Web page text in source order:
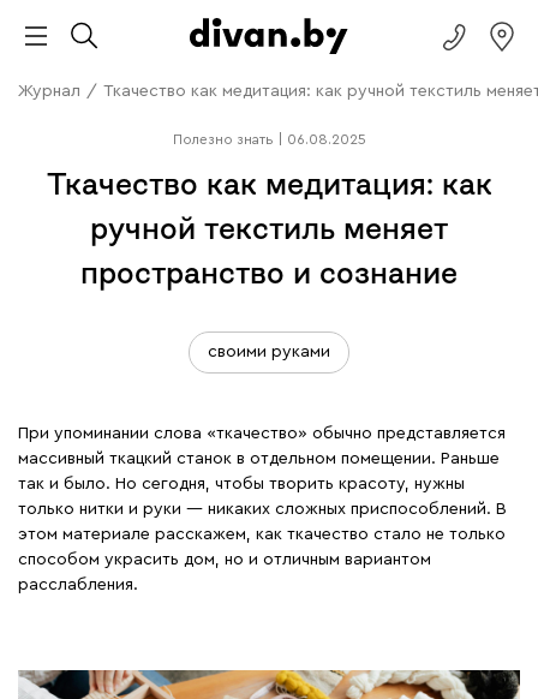
Журнал / Ткачество как медитация: как ручной текстиль
Полезно знать 06.08.2025
Ткачество как медитация: как
ручной текстиль меняет
пространство и сознание
своими руками
При упоминании слова «ткачество» обычно представляется
массивный ткацкий станок в отдельном помещении. Раньше
так и было. Но сегодня, чтобы творить красоту, нужны
только нитки и руки — никаких сложных приспособлений. В
этом материале расскажем, как ткачество стало не только
способом украсить дом, но и отличным вариантом
расслабления.